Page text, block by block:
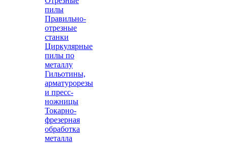
пилы
Правильно-
отрезные
станки
Циркулярные
пилы по
металлу
Гильотины,
арматурорезы
и пресс-
ножницы
Токарно-
фрезерная
обработка
металла